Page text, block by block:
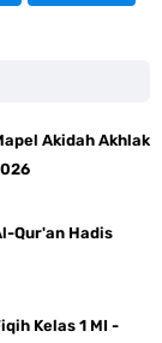
Akidah Akhlak
Qur'an Hadis
Kelas 1 MI -